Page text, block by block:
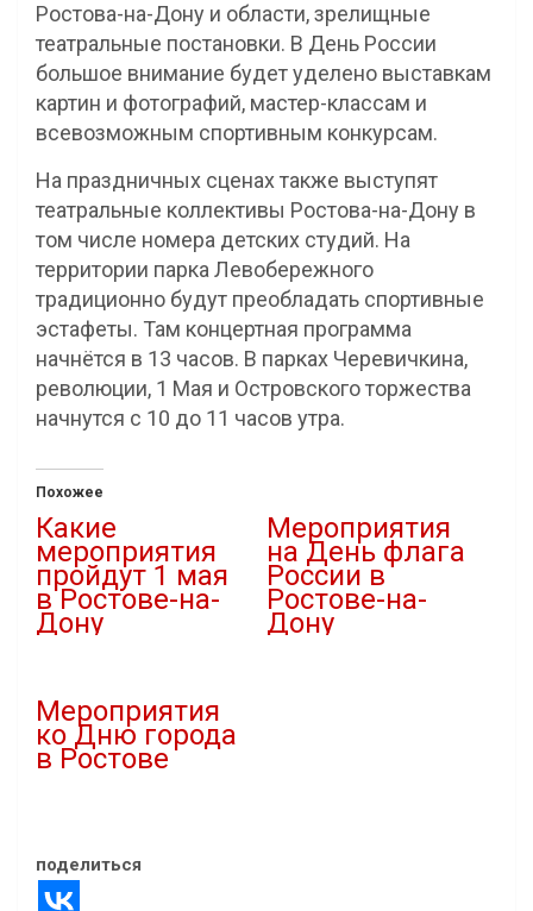
Ростова-на-Дону и области, зрелищные
театральные постановки. В День России
большое внимание будет уделено выставкам
картин и фотографий, мастер-классам и
всевозможным спортивным конкурсам.
На праздничных сценах также выступят
театральные коллективы Ростова-на-Дону в
том числе номера детских студий. На
территории парка Левобережного
традиционно будут преобладать спортивные
эстафеты. Там концертная программа
начнётся в 13 часов. В парках Черевичкина,
революции, 1 Мая и Островского торжества
начнутся с 10 до 11 часов утра.
Похожее
Какие
мероприятия
пройдут 1 мая
в Ростове-на-
Дону
Мероприятия
на День флага
России в
Ростове-на-
Дону
Мероприятия
ко Дню города
в Ростове
поделиться